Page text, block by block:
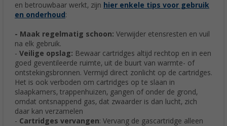
en betrouwbaar werkt, zijn hier enkele tips voor gebruik
en onderhoud:
- Maak regelmatig schoon: Verwijder etensresten en vuil
na elk gebruik.
- Veilige opslag: Bewaar cartridges altijd rechtop en in een
goed geventileerde ruimte, uit de buurt van warmte- of
ontstekingsbronnen. Vermijd direct zonlicht op de cartridges.
Het is ook verboden om cartridges op te slaan in
slaapkamers, trappenhuizen, gangen of onder de grond,
omdat ontsnappend gas, dat zwaarder is dan lucht, zich
daar kan verzamelen
- Cartridges vervangen: Vervang de gascartridge alleen